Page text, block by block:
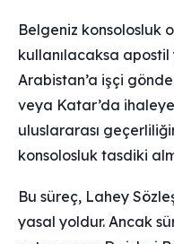
Belgeniz konsolosluk
kullanılacaksa apostil
Arabistan’a işçi
veya Katar’da
uluslararası
konsolosluk tasdiki
Bu süreç, Lahey
yasal yoldur. Ancak